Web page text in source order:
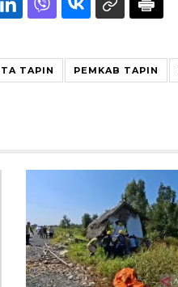
TAPIN PEMKAB TAPIN